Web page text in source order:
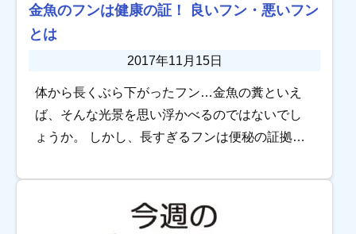
金魚のフンは健康の証！ 良いフン・悪いフン
とは
2017年11月15日
体から長くぶら下がったフン…金魚の糞といえ
ば、そんな光景を思い浮かべるのではないでし
ょうか。 しかし、長すぎるフンは便秘の証拠で
せない要素です。 ここでは、金魚の良いフン、